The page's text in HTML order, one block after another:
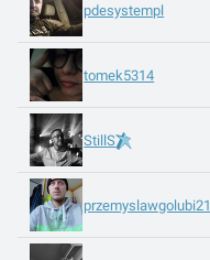
pdesystempl
tomek5314
StillS
przemyslawgolubi21